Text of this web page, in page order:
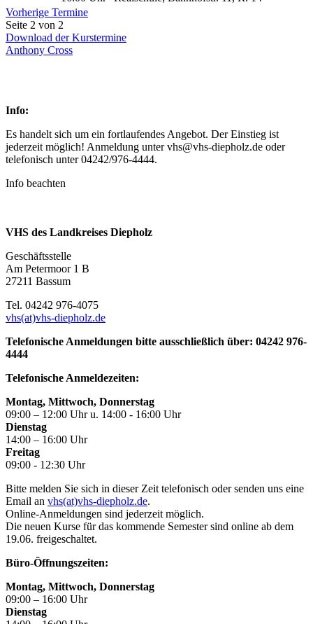
Vorherige Termine
Seite 2 von 2
Download der Kurstermine
Anthony Cross
Info:
Es handelt sich um ein fortlaufendes Angebot. Der Einstieg ist
jederzeit möglich! Anmeldung unter vhs@vhs-diepholz.de oder
telefonisch unter 04242/976-4444.
Info beachten
VHS des Landkreises Diepholz
Geschäftsstelle
Am Petermoor 1 B
27211 Bassum
Tel. 04242 976-4075
vhs(at)vhs-diepholz.de
Telefonische Anmeldungen bitte ausschließlich über: 04242 976-
4444
Telefonische Anmeldezeiten:
Montag, Mittwoch, Donnerstag
09:00 – 12:00 Uhr u. 14:00 - 16:00 Uhr
Dienstag
14:00 – 16:00 Uhr
Freitag
09:00 - 12:30 Uhr
Bitte melden Sie sich in dieser Zeit telefonisch oder senden uns eine
Email an vhs(at)vhs-diepholz.de.
Online-Anmeldungen sind jederzeit möglich.
Die neuen Kurse für das kommende Semester sind online ab dem
19.06. freigeschaltet.
Büro-Öffnungszeiten:
Montag, Mittwoch, Donnerstag
09:00 – 16:00 Uhr
Dienstag